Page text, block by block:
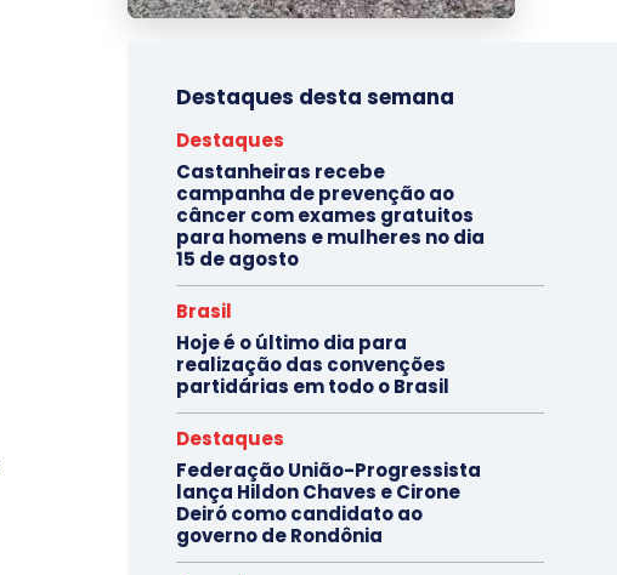
Destaques desta semana
Destaques
Castanheiras recebe
campanha de prevenção ao
câncer com exames gratuitos
para homens e mulheres no dia
15 de agosto
Brasil
Hoje é o último dia para
realização das convenções
partidárias em todo o Brasil
Destaques
Federação União-Progressista
lança Hildon Chaves e Cirone
Deiró como candidato ao
governo de Rondônia